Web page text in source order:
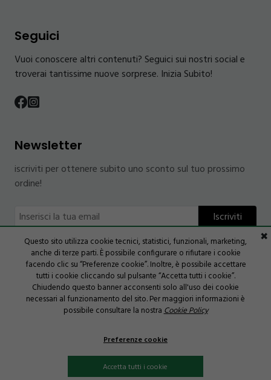
Seguici
Vuoi conoscere altri contenuti? Seguici sui nostri social e
troverai tantissime nuove sorprese. Inizia Subito!
Newsletter
iscriviti per ottenere subito uno sconto sul tuo prossimo
ordine!
Ho letto e accettato termini e condizioni
dell'informativa
I-factory
Questo sito utilizza cookie tecnici, statistici, funzionali, marketing,
anche di terze parti. È possibile configurare o rifiutare i cookie
facendo clic su “Preferenze cookie”. Inoltre, è possibile accettare
tutti i cookie cliccando sul pulsante “Accetta tutti i cookie”.
Chiudendo questo banner acconsenti solo all'uso dei cookie
necessari al funzionamento del sito. Per maggiori informazioni è
possibile consultare la nostraCookie Policy
Preferenze cookie
✖
Accetta tutti i cookie